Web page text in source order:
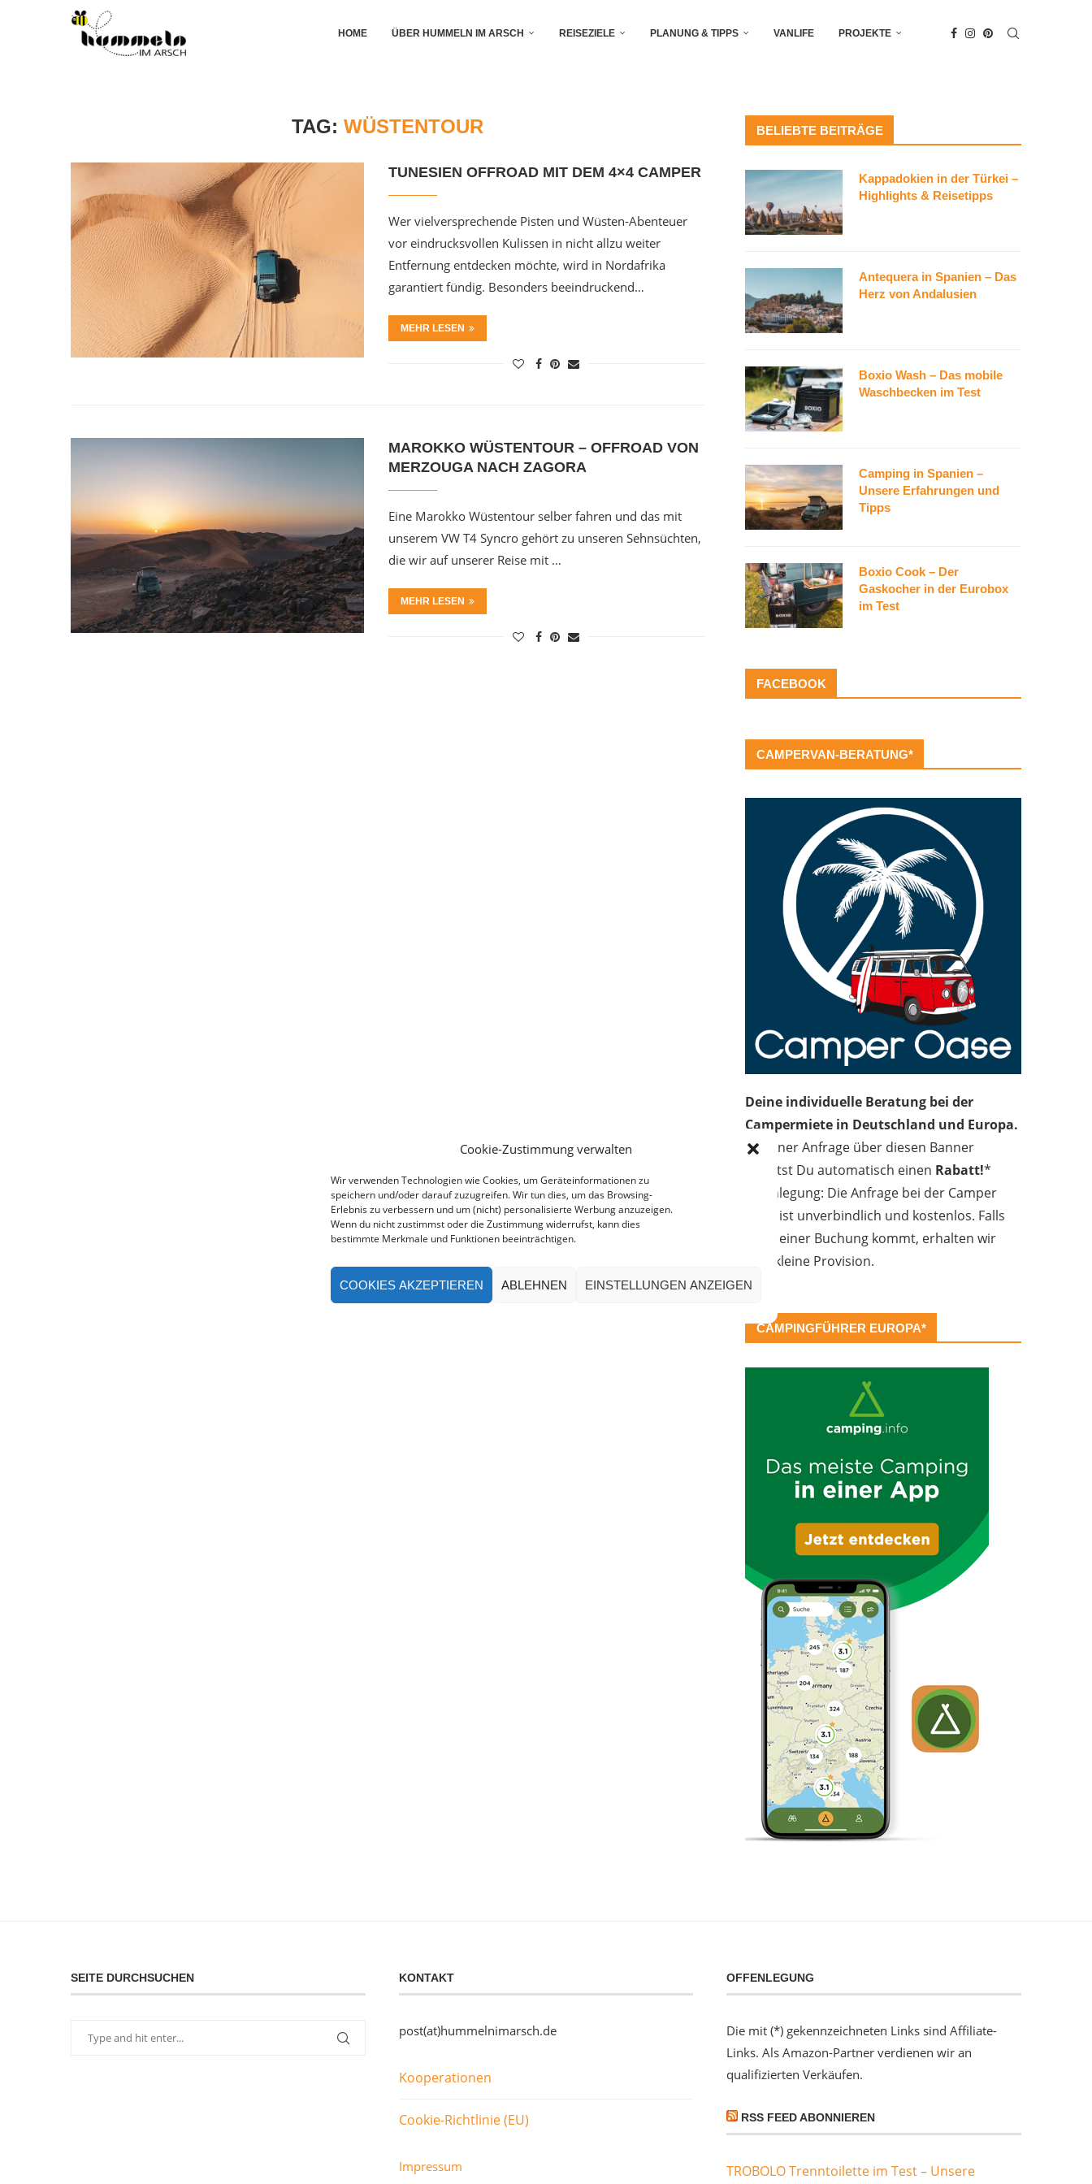
Cookie-Zustimmung verwalten
Wir verwenden Technologien wie Cookies, um Geräteinformationen zu
speichern und/oder darauf zuzugreifen. Wir tun dies, um das Browsing-
Erlebnis zu verbessern und um (nicht) personalisierte Werbung anzuzeigen.
Wenn du nicht zustimmst oder die Zustimmung widerrufst, kann dies
bestimmte Merkmale und Funktionen beeinträchtigen.
COOKIES AKZEPTIEREN ABLEHNEN EINSTELLUNGEN ANZEIGEN
HOME ÜBER HUMMELN IM ARSCH REISEZIELE PLANUNG & TIPPS VANLIFE PROJEKTE
TAG: WÜSTENTOUR
TUNESIEN OFFROAD MIT DEM 4×4 CAMPER
Wer vielversprechende Pisten und Wüsten-Abenteuer
vor eindrucksvollen Kulissen in nicht allzu weiter
Entfernung entdecken möchte, wird in Nordafrika
garantiert fündig. Besonders beeindruckend…
MEHR LESEN
MAROKKO WÜSTENTOUR – OFFROAD VON
MERZOUGA NACH ZAGORA
Eine Marokko Wüstentour selber fahren und das mit
unserem VW T4 Syncro gehört zu unseren Sehnsüchten,
die wir auf unserer Reise mit …
MEHR LESEN
BELIEBTE BEITRÄGE
Kappadokien in der Türkei –
Highlights & Reisetipps
Antequera in Spanien – Das
Herz von Andalusien
Boxio Wash – Das mobile
Waschbecken im Test
Camping in Spanien –
Unsere Erfahrungen und
Tipps
Boxio Cook – Der
Gaskocher in der Eurobox
im Test
FACEBOOK
CAMPERVAN-BERATUNG*
Deine individuelle Beratung bei der
Campermiete in Deutschland und Europa.
Bei einer Anfrage über diesen Banner
erhältst Du automatisch einen Rabatt!*
Offenlegung: Die Anfrage bei der Camper
Oase ist unverbindlich und kostenlos. Falls
es zu einer Buchung kommt, erhalten wir
eine kleine Provision.
CAMPINGFÜHRER EUROPA*
SEITE DURCHSUCHEN KONTAKT
post(at)hummelnimarsch.de
Kooperationen
Cookie-Richtlinie (EU)
Impressum
OFFENLEGUNG
Die mit (*) gekennzeichneten Links sind Affiliate-
Links. Als Amazon-Partner verdienen wir an
qualifizierten Verkäufen.
RSS FEED ABONNIEREN
TROBOLO Trenntoilette im Test – Unsere